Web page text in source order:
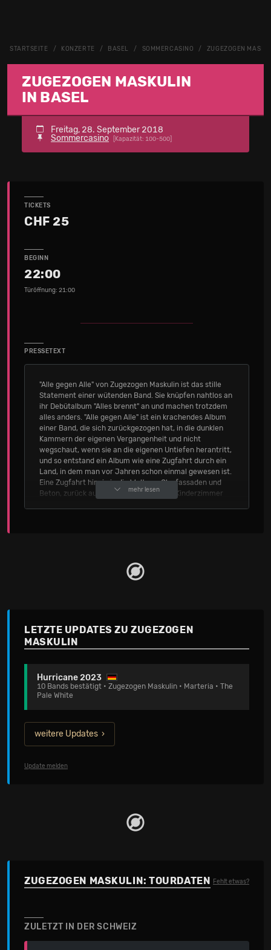
STARTSEITE KONZERTE BASEL SOMMERCASINO ZUGEZOGEN
ZUGEZOGEN MASKULIN
IN BASEL
Freitag, 28. September 2018
Sommercasino
[Kapazität: 100-500]
TICKETS
CHF 25
BEGINN
22:00
Türöffnung: 21:00
PRESSETEXT
"Alle gegen Alle" von Zugezogen Maskulin ist das stille
Statement einer wütenden Band. Sie knüpfen nahtlos an
ihr Debütalbum "Alles brennt" an und machen trotzdem
alles anders. "Alle gegen Alle" ist ein krachendes Album
einer Band, die sich zurückgezogen hat, in die dunklen
Kammern der eigenen Vergangenheit und nicht
wegschaut, wenn sie an die eigenen Untiefen herantritt,
und so entstand ein Album wie eine Zugfahrt durch ein
Land, in dem man vor Jahren schon einmal gewesen ist.
Eine Zugfahrt hinein in die Welt aus Glasfassaden und
Beton, zurück auf den Bolzplatz und ins Kinderzimmer
Maskulin. Seltsam gut ist es geworden. Und deshalb
holen wir Zugezogen Maskulin gleich drei Mal in die
mehr lesen
LETZTE UPDATES ZU ZUGEZOGEN
MASKULIN
Hurricane 2023
10 Bands bestätigt • Zugezogen Maskulin • Marteria • The
Pale White
weitere Updates
Update melden
ZUGEZOGEN MASKULIN: TOURDATEN Fehlt etwas?
ZULETZT IN DER SCHWEIZ